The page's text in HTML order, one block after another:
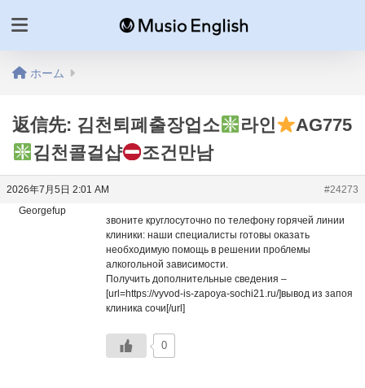
ホーム
返信先: 김천퇴폐출장업소 라인
AG775
김천콜걸샵
조건만남
2026年7月5日 2:01 AM
#24273
Georgefup
звоните круглосуточно по телефону горячей линии
клиники: наши специалисты готовы оказать
необходимую помощь в решении проблемы
алкогольной зависимости.
Получить дополнительные сведения –
[url=https://vyvod-is-zapoya-sochi21.ru/]вывод из запоя
клиника сочи[/url]
0